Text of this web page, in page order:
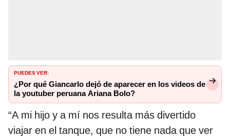
PUEDES VER:
¿Por qué Giancarlo dejó de aparecer en los videos de
la youtuber peruana Ariana Bolo?
“A mi hijo y a mí nos resulta más divertido
viajar en el tanque, que no tiene nada que ver